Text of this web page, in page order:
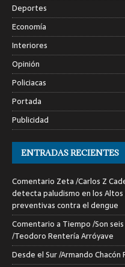
Deportes
Economía
Interiores
Opinión
Policiacas
Portada
Publicidad
ENTRADAS RECIENTES
Comentario Zeta /Carlos Z
detecta paludismo en los Altos
preventivas contra el dengue
Comentario a Tiempo /Son
/Teodoro Rentería Arróyave
Desde el Sur /Armando